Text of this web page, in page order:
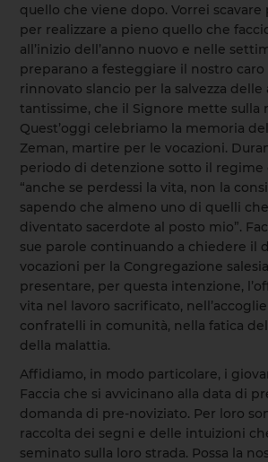
quello che viene dopo. Vorrei
per realizzare a pieno quello che
all’inizio dell’anno nuovo e nelle
preparano a festeggiare il nostro caro
rinnovato slancio per la salvezza delle
tantissime, che il Signore mette sulla
Quest’oggi celebriamo la memoria
Zeman, martire per le vocazioni.
periodo di detenzione sotto il regime
“anche se perdessi la vita, non la
sapendo che almeno uno di quelli
diventato sacerdote al posto mio”.
sue parole continuando a chiedere il
vocazioni per la Congregazione
presentare, per questa intenzione,
vita nel lavoro sacrificato,
confratelli in comunità, nella fatica
della malattia.
Affidiamo, in modo particolare, i
Faccia che si avvicinano alla data di
domanda di pre-noviziato. Per loro
raccolta dei segni e delle intuizioni
seminato sulla loro strada. Possa la